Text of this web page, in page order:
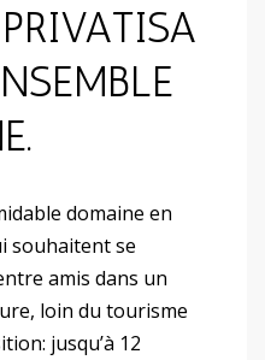
domaine en
souhaitent se
amis dans un
loin du tourisme
jusqu’à 12